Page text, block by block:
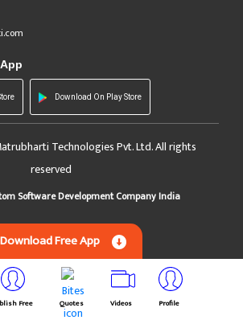
Download On Play Store
Technologies Pvt. Ltd. All rights
reserved
Software Development Company India
Download Free App
Free Quotes Videos Profile